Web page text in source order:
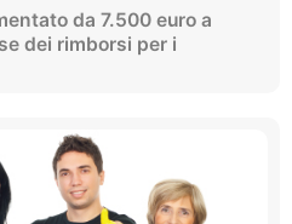
da 7.500 euro a
dei rimborsi per i